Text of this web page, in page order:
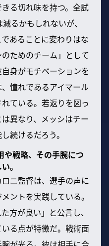
る切れ味を持つ。全試
るかもしれないが、
あることに変わりはな
ためのチーム」として
身がモチベーションを
憧れであるアイマール
ている。若返りを図っ
異なり、メッシはチー
続けるだろう。
や戦略、その手腕につ
。
ニ監督は、選手の声に
ントを実践している。
方が良い」と公言し、
る点が特徴だ。戦術面